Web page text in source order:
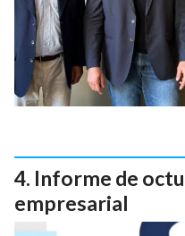
Informe de
empresarial